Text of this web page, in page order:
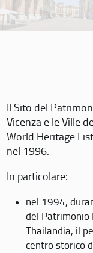
Il Sito del
Vicenza e le Ville
World Heritage
nel 1996.
In particolare:
nel 1994,
del Patrimonio
Thailandia, il
centro storico